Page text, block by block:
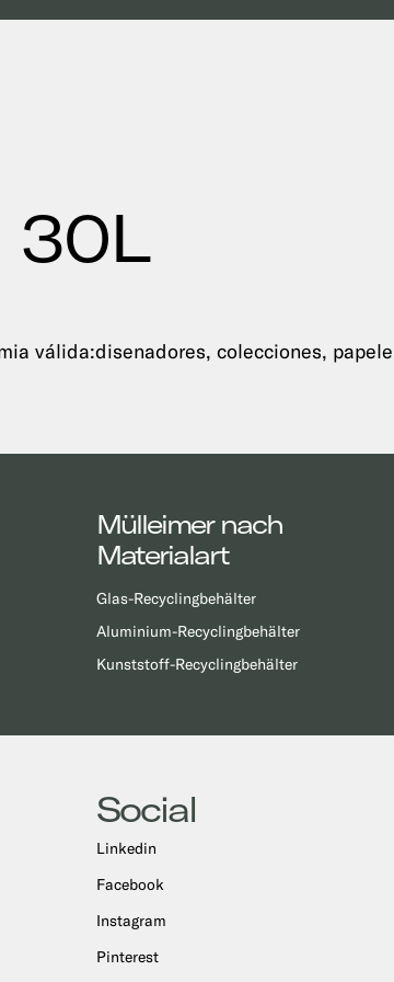
30L
válida:disenadores, colecciones,
Mülleimer nach
Materialart
Glas-Recyclingbehälter
Aluminium-Recyclingbehälter
Kunststoff-Recyclingbehälter
Social
Linkedin
Facebook
Instagram
Pinterest